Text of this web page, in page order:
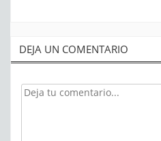
DEJA UN COMENTARIO